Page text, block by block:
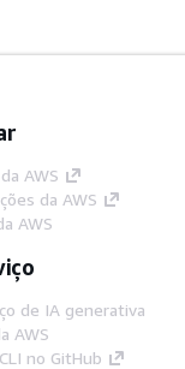
AWS
da AWS
AWS
de IA generativa
AWS
no GitHub